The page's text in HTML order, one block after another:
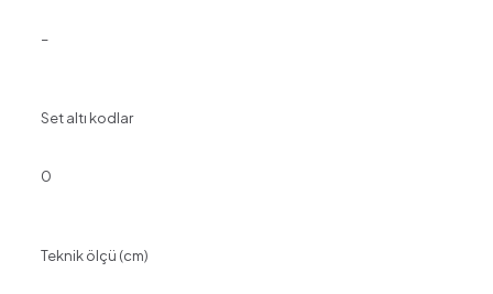
–
Set altı kodlar
0
Teknik ölçü (cm)